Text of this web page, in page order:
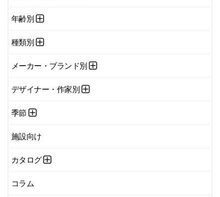
年齢別
種類別
メーカー・ブランド別
デザイナー・作家別
季節
施設向け
カタログ
コラム